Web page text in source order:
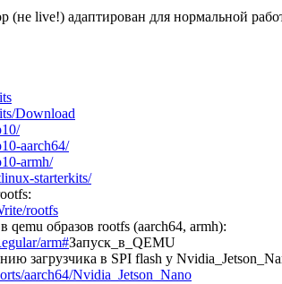
(не live!) адаптирован для нормальной
Download
aarch64/
armh/
starterkits/
rootfs
qemu образов rootfs (aarch64, armh):
arm#Запуск_в_QEMU
загрузчика в SPI flash у
aarch64/Nvidia_Jetson_Nano